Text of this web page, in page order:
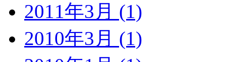
2011年3月 (1)
2010年3月 (1)